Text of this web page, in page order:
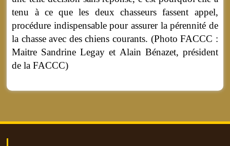
tenu à ce que les deux chasseurs fassent appel,
procédure indispensable pour assurer la pérennité de
la chasse avec des chiens courants. (Photo FACCC :
Maitre Sandrine Legay et Alain Bénazet, président
de la FACCC)